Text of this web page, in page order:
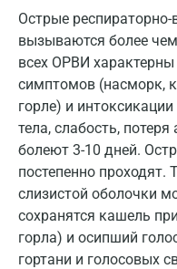
Острые
вызываются более
всех ОРВИ
симптомов (насморк,
горле) и
тела, слабость,
болеют 3-10 дней.
постепенно проходят.
слизистой оболочки
сохранятся кашель
горла) и осипший
гортани и голосовых
Всеволожск
Гатчина
Геленджик
Голубое
Дзержинск
Дзержинский
Дмитров